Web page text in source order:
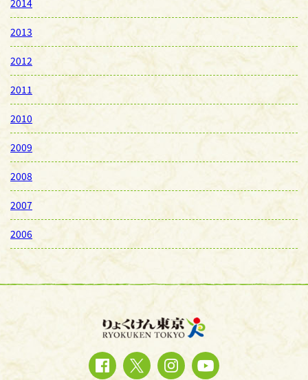
2014
2013
2012
2011
2010
2009
2008
2007
2006